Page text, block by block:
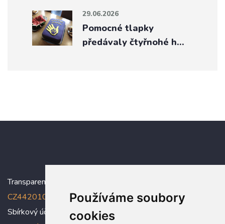
Používáme soubory
cookies
29.06.2026
Pomocné tlapky
předávaly čtyřnohé h…
Transparentní účet:
CZ4420100000005005005006
Sbírkový účet: 5005005022/2010